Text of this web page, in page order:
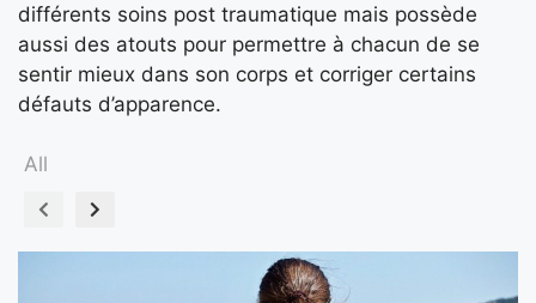
différents soins post traumatique mais possède
aussi des atouts pour permettre à chacun de se
sentir mieux dans son corps et corriger certains
défauts d’apparence.
All